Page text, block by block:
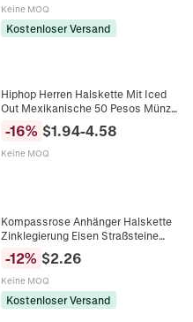
Keine MOQ
Kostenloser Versand
Hiphop Herren Halskette Mit Iced
Out Mexikanische 50 Pesos Münze
Anhänger Siegessäule Legierung
Strass Panzerkette Schmuck
-16% $1.94-4.58
Keine MOQ
Kompassrose Anhänger Halskette
Zinklegierung Eisen Straßsteine
Hip Hop Punk Streetwear Richtung
Schmuck Für Herren Unisex
-12% $2.26
Keine MOQ
Kostenloser Versand